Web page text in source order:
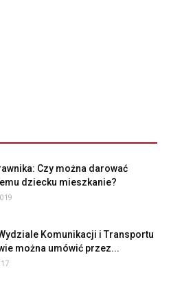
Czy można darować
dziecku mieszkanie?
Komunikacji i Transportu
można umówić przez...